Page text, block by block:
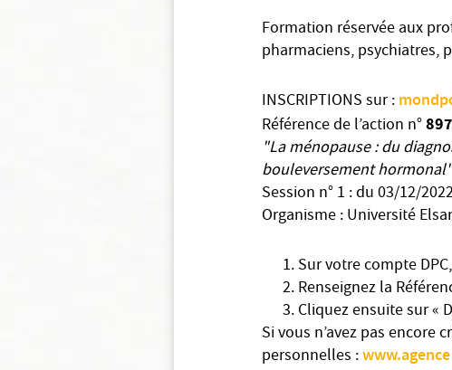
Formation réservée aux
pharmaciens, psychiatres,
INSCRIPTIONS sur :
Référence de l’action n°
"La ménopause : du
bouleversement hormonal"
Session n° 1 : du 03/12/
Organisme : Université
Sur votre compte
Renseignez la
Cliquez ensuite sur «
Si vous n’avez pas encore
personnelles :www.agence